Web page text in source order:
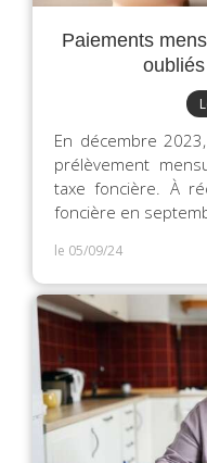
Paiements
En décembre
prélèvement
taxe foncière. À
foncière en
le 05/09/24